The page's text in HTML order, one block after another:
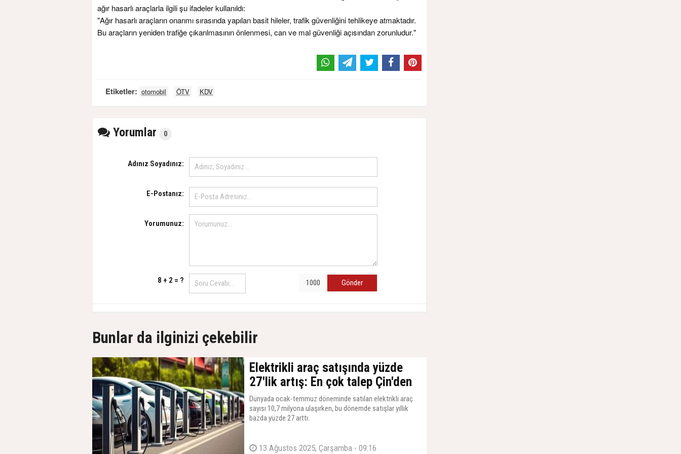
ağır hasarlı araçlarla ilgili şu ifadeler kullanıldı:
"Ağır hasarlı araçların onarımı sırasında yapılan basit hileler, trafik güvenliğini tehlikeye atmaktadır.
Bu araçların yeniden trafiğe çıkarılmasının önlenmesi, can ve mal güvenliği açısından zorunludur."
Etiketler: otomobil ÖTV KDV
Yorumlar 0
Adınız Soyadınız:
E-Postanız:
Yorumunuz:
8 + 2 = ? Gönder
Bunlar da ilginizi çekebilir
Elektrikli araç satışında yüzde
27'lik artış: En çok talep Çin'den
Dünyada ocak-temmuz döneminde satılan elektrikli araç
sayısı 10,7 milyona ulaşırken, bu dönemde satışlar yıllık
bazda yüzde 27 arttı.
13 Ağustos 2025, Çarşamba - 09:16